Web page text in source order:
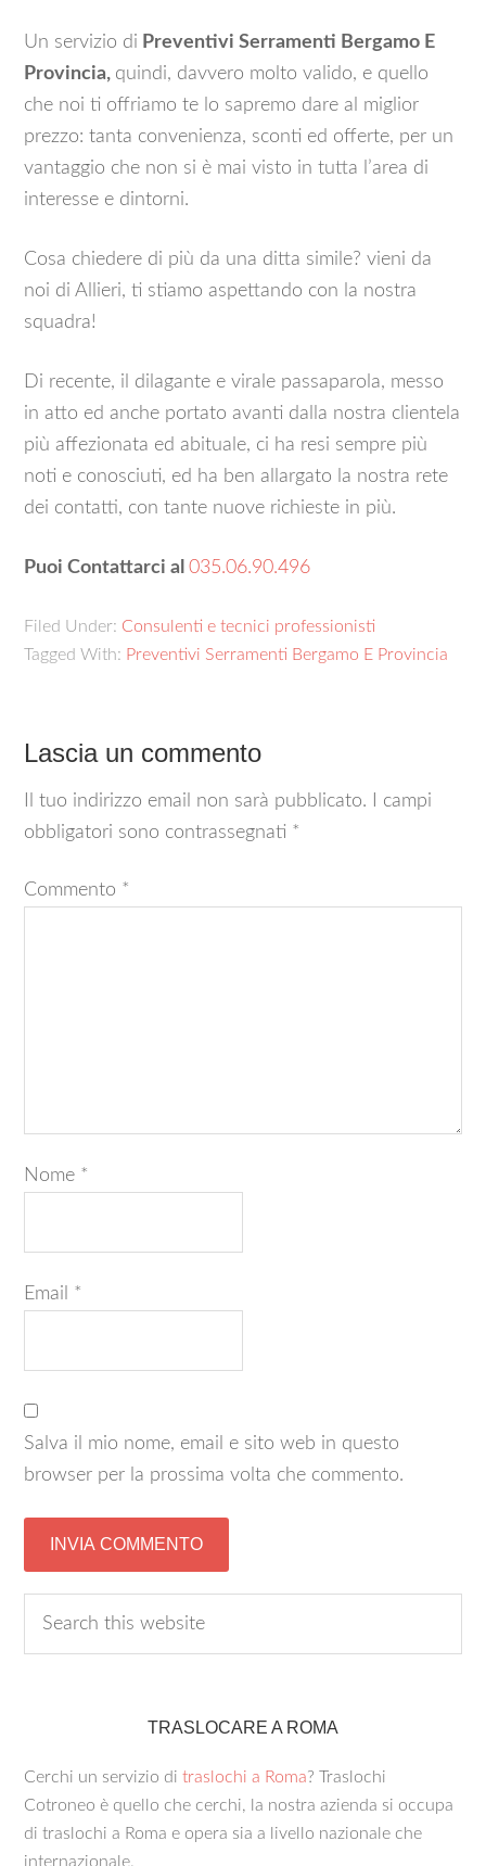
Un servizio di Preventivi Serramenti Bergamo E
Provincia, quindi, davvero molto valido, e quello
che noi ti offriamo te lo sapremo dare al miglior
prezzo: tanta convenienza, sconti ed offerte, per un
vantaggio che non si è mai visto in tutta l’area di
interesse e dintorni.
Cosa chiedere di più da una ditta simile? vieni da
noi di Allieri, ti stiamo aspettando con la nostra
squadra!
Di recente, il dilagante e virale passaparola, messo
in atto ed anche portato avanti dalla nostra clientela
più affezionata ed abituale, ci ha resi sempre più
noti e conosciuti, ed ha ben allargato la nostra rete
dei contatti, con tante nuove richieste in più.
Puoi Contattarci al035.06.90.496
Filed Under: Consulenti e tecnici professionisti
Tagged With: Preventivi Serramenti Bergamo E Provincia
Lascia un commento
Il tuo indirizzo email non sarà pubblicato.
I campi
obbligatori sono contrassegnati *
Commento *
Nome *
Email *
Salva il mio nome, email e sito web in questo
browser per la prossima volta che commento.
TRASLOCARE A ROMA
Cerchi un servizio ditraslochi a Roma? Traslochi
Cotroneo è quello che cerchi, la nostra azienda si occupa
di traslochi a Roma e opera sia a livello nazionale che
internazionale.